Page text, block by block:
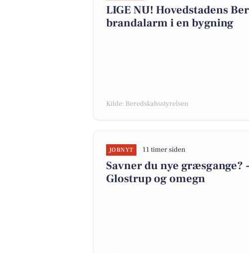
LIGE NU! Hovedstadens
brandalarm i en bygning
Kilde: Beredskabsstyrelsen
JOBNYT 11 timer siden
Savner du nye
Glostrup og omegn